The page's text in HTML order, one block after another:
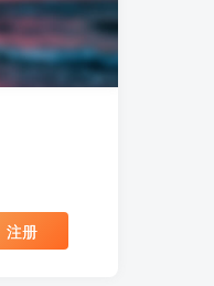
注册
注册